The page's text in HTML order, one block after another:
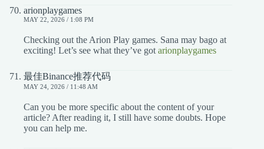
arionplaygames
MAY 22, 2026 / 1:08 PM
Checking out the Arion Play games. Sana may bago at
exciting! Let’s see what they’ve got arionplaygames
最佳Binance推荐代码
MAY 24, 2026 / 11:48 AM
Can you be more specific about the content of your
article? After reading it, I still have some doubts. Hope
you can help me.